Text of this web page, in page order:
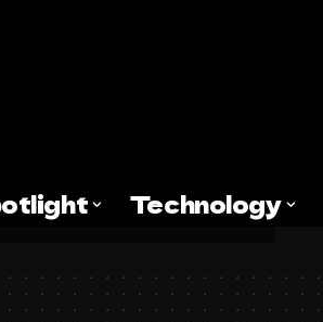
Technology